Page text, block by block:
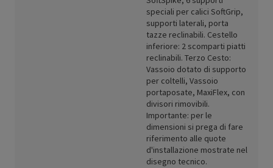
speciali per calici SoftGrip,
supporti laterali, porta
tazze reclinabili. Cestello
inferiore: 2 scomparti piatti
reclinabili. Terzo Cesto:
Vassoio dotato di supporto
per coltelli, Vassoio
portaposate, MaxiFlex, con
divisori rimovibili.
Importante: per le
dimensioni si prega di fare
riferimento alle quote
d'installazione mostrate nel
disegno tecnico.